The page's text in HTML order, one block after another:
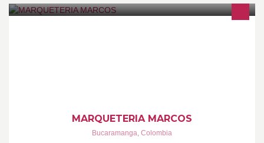
MARQUETERIA MARCOS
Bucaramanga, Colombia